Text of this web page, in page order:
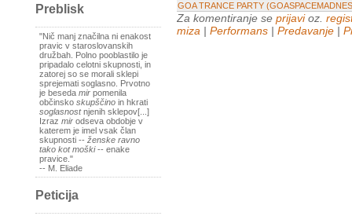
Preblisk
"Nič manj značilna ni enakost
pravic v staroslovanskih
družbah. Polno pooblastilo je
pripadalo celotni skupnosti, in
zatorej so se morali sklepi
sprejemati soglasno. Prvotno
je beseda mir pomenila
občinsko skupščino in hkrati
soglasnostnjenih sklepov[...]
Izraz mir odseva obdobje v
katerem je imel vsak član
skupnosti -- ženske ravno
tako kot moški-- enake
pravice."
-- M. Eliade
Peticija
GOA TRANCE PARTY
Za komentiranje se prijavioz.
miza | Performans | Predavanje |